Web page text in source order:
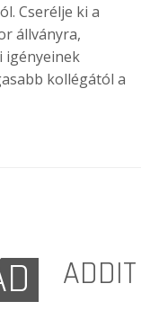
Cserélje ki a
állványra,
igényeinek
kollégától a
ADDIT